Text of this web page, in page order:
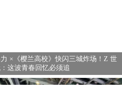
×《樱兰高校》快闪三城炸场！Z 世
这波青春回忆必须追